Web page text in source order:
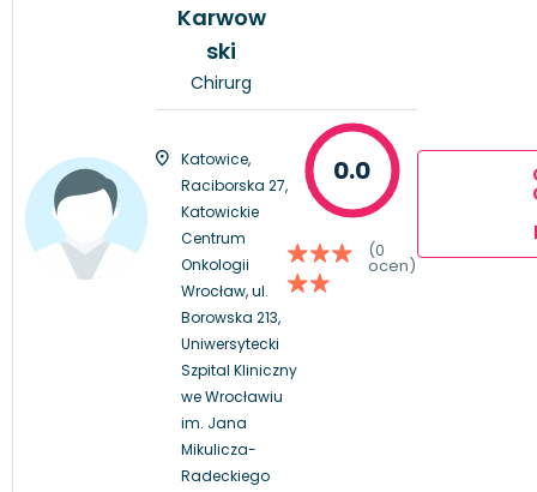
Karwow
ski
Chirurg
Katowice,
Raciborska 27,
Katowickie
Centrum
Onkologii
Wrocław, ul.
Borowska 213,
Uniwersytecki
Szpital Kliniczny
we Wrocławiu
im. Jana
Mikulicza-
Radeckiego
0.0
(0
ocen)